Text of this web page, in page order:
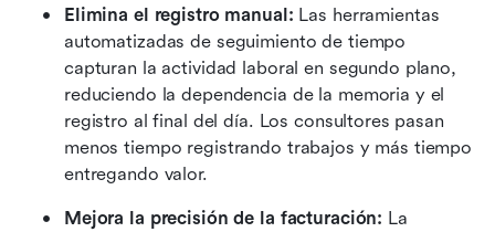
Elimina el registro manual: Las herramientas
automatizadas de seguimiento de tiempo
capturan la actividad laboral en segundo plano,
reduciendo la dependencia de la memoria y el
registro al final del día. Los consultores pasan
menos tiempo registrando trabajos y más tiempo
entregando valor.
Mejora la precisión de la facturación: La